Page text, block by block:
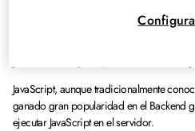
JavaScript, aunque tradicionalmente
ganado gran popularidad en el Backend
ejecutar JavaScript en el servidor.